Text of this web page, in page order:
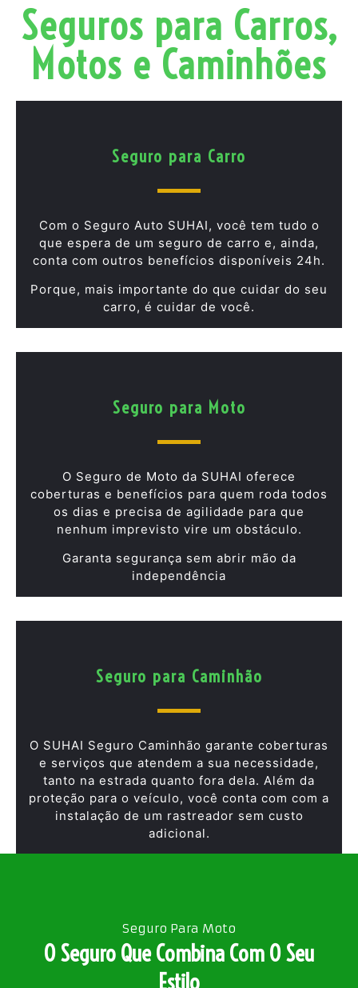
Seguros para Carros,
Motos e Caminhões
Seguro para Carro
Com o Seguro Auto SUHAI, você tem tudo o
que espera de um seguro de carro e, ainda,
conta com outros benefícios disponíveis 24h.
Porque, mais importante do que cuidar do seu
carro, é cuidar de você.
Seguro para Moto
O Seguro de Moto da SUHAI oferece
coberturas e benefícios para quem roda todos
os dias e precisa de agilidade para que
nenhum imprevisto vire um obstáculo.
Garanta segurança sem abrir mão da
independência
Seguro para Caminhão
O SUHAI Seguro Caminhão garante coberturas
e serviços que atendem a sua necessidade,
tanto na estrada quanto fora dela. Além da
proteção para o veículo, você conta com com a
instalação de um rastreador sem custo
adicional.
Seguro Para Moto
O Seguro Que Combina Com O Seu
Estilo